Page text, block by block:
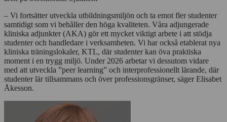
– Vi fortsätter utveckla utbildningsmiljön och ta emot fler studenter
samtidigt som vi behåller den höga kvaliteten. Våra adjungerade
kliniska adjunkter (AKA) gör ett mycket viktigt arbete i att stödja
studenter och handledare i verksamheten. Vi har också etablerat nya
kliniska träningslokaler, KTL, där studenter kan öva praktiska
moment i en trygg miljö. Under 2026 arbetar vi dessutom vidare
med att utveckla ”peer learning” och interprofessionellt lärande, där
studenter lär tillsammans och över professionsgränser, säger Elisabet
Åkesson.